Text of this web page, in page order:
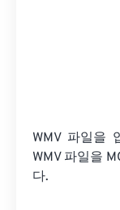
WMV 파일을
WMV 파일을
다.